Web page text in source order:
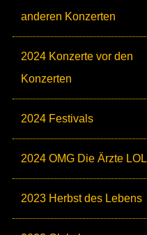
anderen Konzerten
2024 Konzerte vor den
Konzerten
2024 Festivals
2024 OMG Die Ärzte LOL
2023 Herbst des Lebens